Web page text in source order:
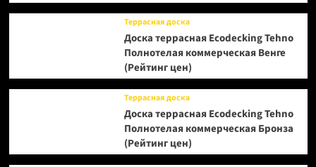
Террасная доска
Доска террасная Ecodecking Tehno
Полнотелая коммерческая Венге
(Рейтинг цен)
Террасная доска
Доска террасная Ecodecking Tehno
Полнотелая коммерческая Бронза
(Рейтинг цен)